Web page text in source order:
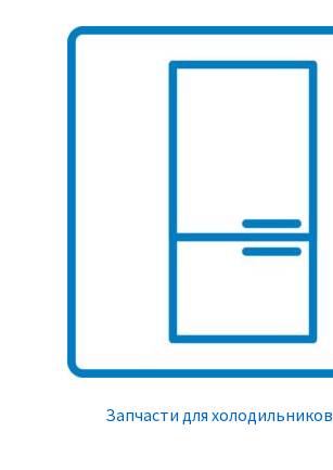
Запчасти для холодильников